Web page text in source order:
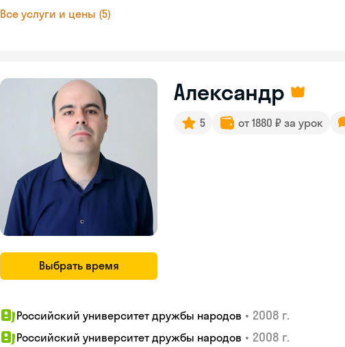
Все услуги и цены (5)
Выбрать время
Александр
5 от 1880 ₽ за урок
Российский университет дружбы народов • 2008 г.
Российский университет дружбы народов • 2008 г.